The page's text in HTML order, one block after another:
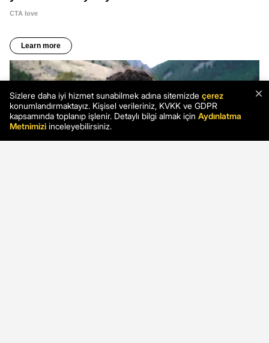
×
Sizlere daha iyi hizmet sunabilmek adına sitemizde çerez
konumlandırmaktayız. Kişisel verileriniz, KVKK ve GDPR
kapsamında toplanıp işlenir. Detaylı bilgi almak için Aydınlatma
Metnimizi inceleyebilirsiniz.